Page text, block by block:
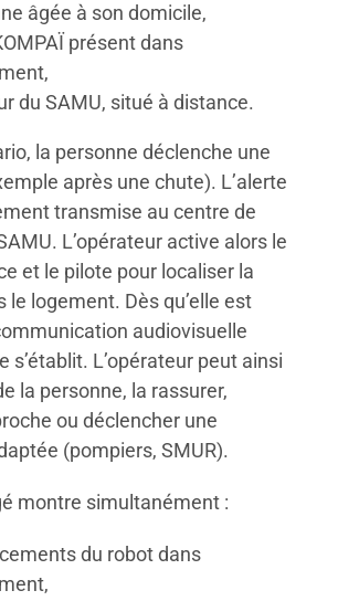
âgée à son domicile,
présent dans
du SAMU, situé à distance.
la personne déclenche une
après une chute). L’alerte
transmise au centre de
L’opérateur active alors le
et le pilote pour localiser la
le logement. Dès qu’elle est
audiovisuelle
s’établit. L’opérateur peut ainsi
la personne, la rassurer,
ou déclencher une
(pompiers, SMUR).
montre simultanément :
du robot dans